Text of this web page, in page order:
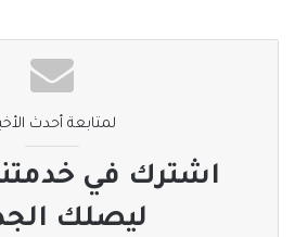
لمتابعة أحدث
اشترك في خدمتنا
ليصلك